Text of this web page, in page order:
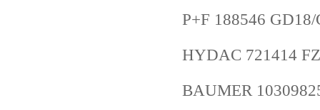
P+F 188546
HYDAC 721414
BAUMER